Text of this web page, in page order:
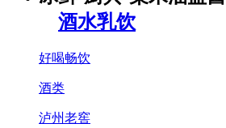
酒水乳饮
好喝畅饮
酒类
泸州老窖